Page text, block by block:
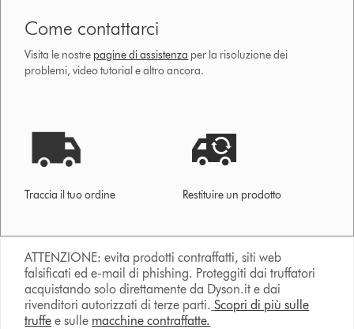
Come contattarci
Visita le nostre pagine di assistenza per la risoluzione dei
problemi, video tutorial e altro ancora.
Traccia il tuo ordine Restituire un prodotto
ATTENZIONE: evita prodotti contraffatti, siti web
falsificati ed e-mail di phishing. Proteggiti dai truffatori
acquistando solo direttamente da Dyson.it e dai
rivenditori autorizzati di terze parti. Scopri di più sulle
truffe e sulle macchine contraffatte.